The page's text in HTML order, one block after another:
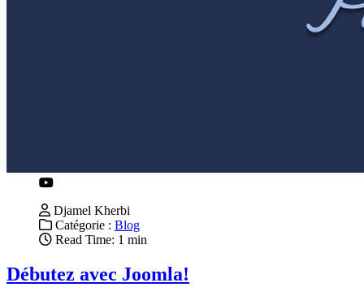
Djamel Kherbi
Catégorie : Blog
Read Time: 1 min
Débutez avec Joomla!